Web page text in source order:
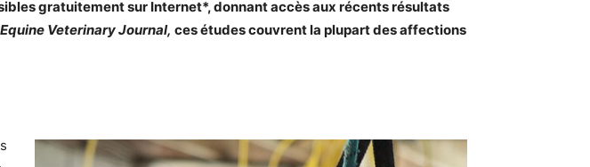
gratuitement sur Internet*, donnant accès aux récents résultats
Equine Veterinary Journal, ces études couvrent la plupart des affections